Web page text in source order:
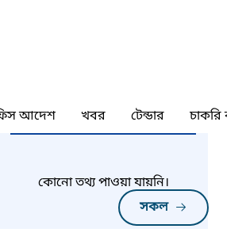
আদেশ খবর টেন্ডার চাকরি
সকল
কোনো তথ্য পাওয়া যায়নি।